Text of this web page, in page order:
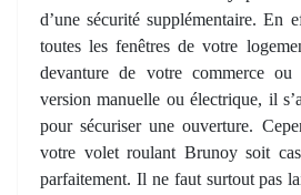
d’une sécurité supplémentaire. En
toutes les fenêtres de votre
devanture de votre commerce
version manuelle ou électrique, il
pour sécuriser une ouverture.
votre volet roulant Brunoy soit
parfaitement. Il ne faut surtout pas